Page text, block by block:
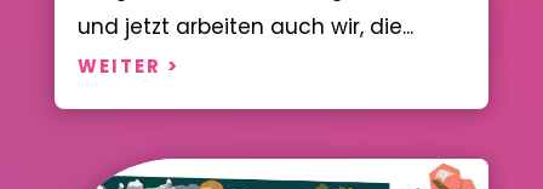
und jetzt arbeiten auch wir, die...
WEITER >